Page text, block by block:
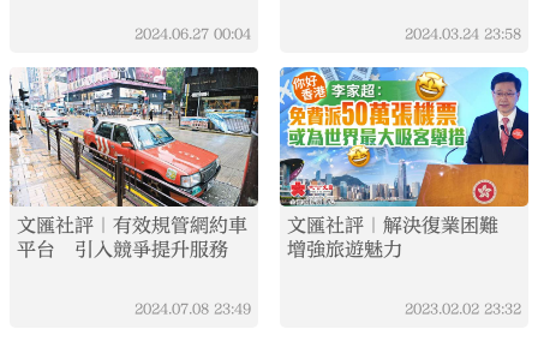
2024.06.27 00:04 2024.03.24 23:58
文匯社評｜有效規管網約車
平台 引入競爭提升服務
2024.07.08 23:49
文匯社評｜解決復業困難
增強旅遊魅力
2023.02.02 23:32